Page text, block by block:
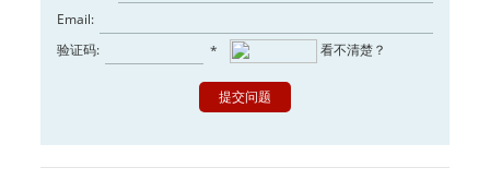
Email:
验证码:
看不清楚？
*